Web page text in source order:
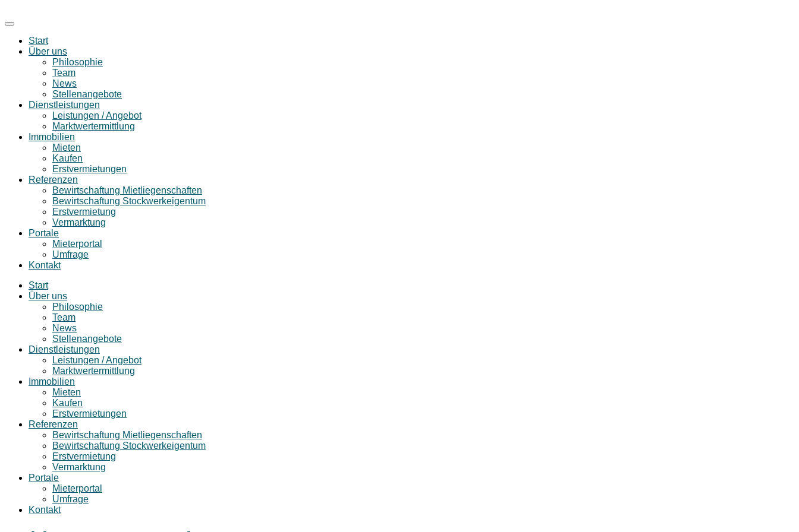
Start
Über uns
Philosophie
Team
News
Stellenangebote
Dienstleistungen
Leistungen / Angebot
Marktwertermittlung
Immobilien
Mieten
Kaufen
Erstvermietungen
Referenzen
Bewirtschaftung Mietliegenschaften
Bewirtschaftung Stockwerkeigentum
Erstvermietung
Vermarktung
Portale
Mieterportal
Umfrage
Kontakt
Start
Über uns
Philosophie
Team
News
Stellenangebote
Dienstleistungen
Leistungen / Angebot
Marktwertermittlung
Immobilien
Mieten
Kaufen
Erstvermietungen
Referenzen
Bewirtschaftung Mietliegenschaften
Bewirtschaftung Stockwerkeigentum
Erstvermietung
Vermarktung
Portale
Mieterportal
Umfrage
Kontakt